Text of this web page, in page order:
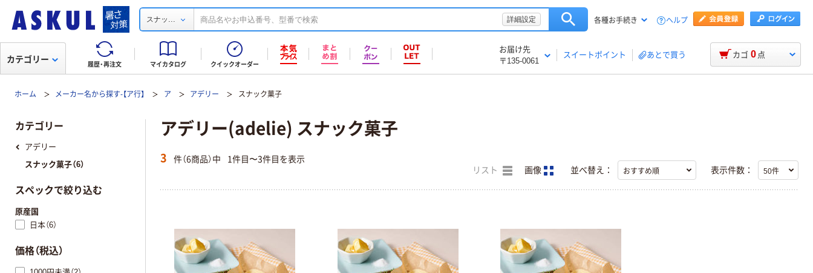
スナッ ... 詳細設定 各種お手続き ヘルプ
履歴・再注文 マイカタログ クイックオーダー
お届け先
〒135-0061
スイートポイント あとで買う
カテゴリー カゴ 0 点
ホーム メーカー名から探す-【ア行】 ア アデリー スナック菓子
アデリー(adelie) スナック菓子
3 件（6商品）中 1件目〜3件目を表示
リスト 画像 並べ替え： 表示件数：
カテゴリー
アデリー
スナック菓子（6）
スペックで絞り込む
原産国
日本（6）
価格（税込）